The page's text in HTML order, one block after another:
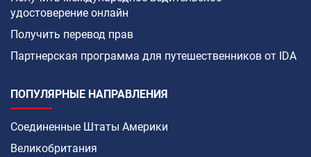
удостоверение онлайн
Получить перевод прав
Партнерская программа для путешественников от IDA
ПОПУЛЯРНЫЕ НАПРАВЛЕНИЯ
Соединенные Штаты Америки
Великобритания